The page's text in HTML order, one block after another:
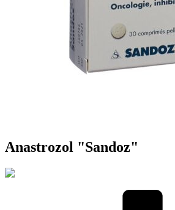
Anastrozol "Sandoz"